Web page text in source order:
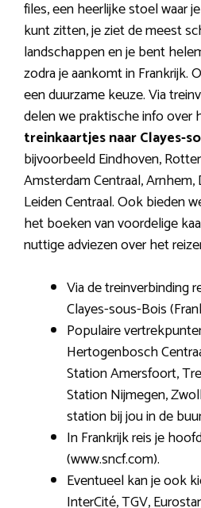
files, een heerlijke stoel waar
kunt zitten, je ziet de meest
landschappen en je bent
zodra je aankomt in Frankrijk.
een duurzame keuze. Via
delen we praktische info over
treinkaartjes naar Clayes-
bijvoorbeeld Eindhoven,
Amsterdam Centraal, Arnhem,
Leiden Centraal. Ook bieden
het boeken van voordelige
nuttige adviezen over het
Via de treinverbinding
Clayes-sous-Bois
Populaire
Hertogenbosch
Station Amersfoort,
Station Nijmegen,
station bij jou in de
In Frankrijk reis je
(www.sncf.com).
Eventueel kan je ook
InterCité, TGV,